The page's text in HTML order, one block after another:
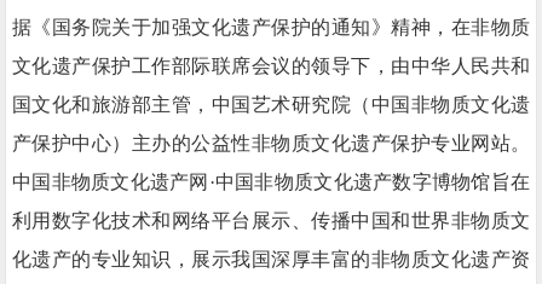
据《国务院关于加强文化遗产保护的通知》精神，在非物质
文化遗产保护工作部际联席会议的领导下，由中华人民共和
国文化和旅游部主管，中国艺术研究院（中国非物质文化遗
产保护中心）主办的公益性非物质文化遗产保护专业网站。
中国非物质文化遗产网·中国非物质文化遗产数字博物馆旨在
利用数字化技术和网络平台展示、传播中国和世界非物质文
化遗产的专业知识，展示我国深厚丰富的非物质文化遗产资